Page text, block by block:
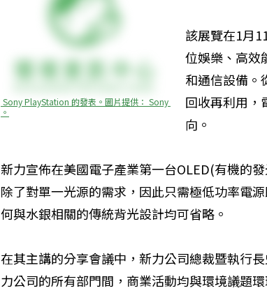
。
該展覽在1月
位娛樂、高效
和通信設備。
回收再利用，
向。
新力宣佈在美國電子產業第一台OLED(有機的
除了對單一光源的需求，因此只需極低功率電
何與水銀相關的傳統背光設計均可省略。
在其主講的分享會議中，新力公司總裁暨執行
力公司的所有部門間，商業活動均與環境議題環